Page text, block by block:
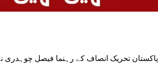
پاکستان تحریک انصاف کے رہنما فیصل چوہدری